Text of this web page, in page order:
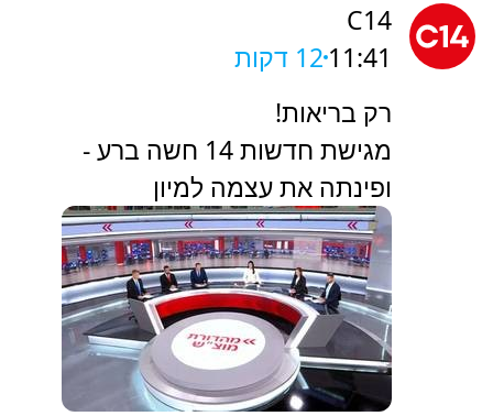
C14
11:41 12 דקות
רק בריאות!
מגישת חדשות 14 חשה ברע -
ופינתה את עצמה למיון